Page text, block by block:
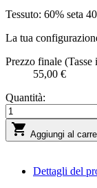
Tessuto: 60% seta
La tua
Prezzo finale (Tasse
55,00 €
Quantità:
 Aggiungi al
Dettagli del